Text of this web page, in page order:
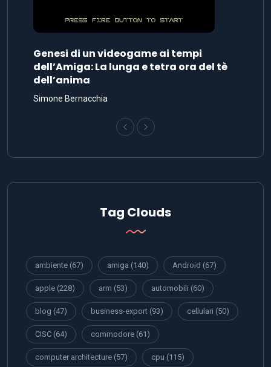
Genesi di un videogame ai tempi
dell’Amiga: La lunga e tetra ora del tè
dell’anima
Simone Bernacchia
Tag Clouds
ambiente (67) amiga (140) Android (67)
apple (228) arm (53) automobili (60)
blog (47) business-export (93) cellulari (50)
CISC (64) commodore (61)
computer architecture (57) cpu (115)